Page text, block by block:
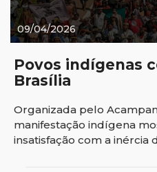
09/04/2026
Povos indígenas
Brasília
Organizada pelo
manifestação indígena
insatisfação com a inércia